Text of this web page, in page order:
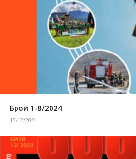
Брой 1-8/2024
13/12/2024